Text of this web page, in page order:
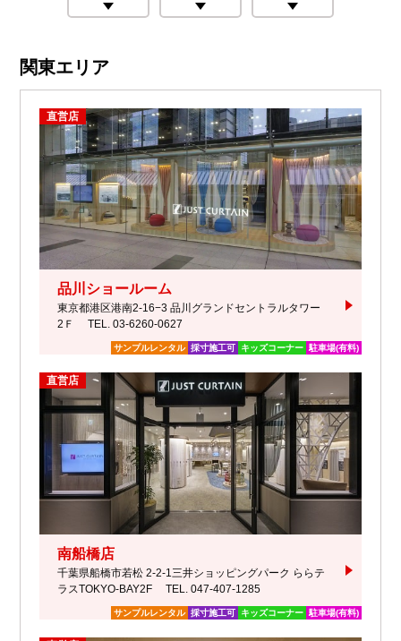
関東エリア
直営店
品川ショールーム
東京都港区港南2-16−3 品川グランドセントラルタワー
2Ｆ
TEL. 03-6260-0627
サンプルレンタル 採寸施工可 キッズコーナー 駐車場(有料)
直営店
南船橋店
千葉県船橋市若松 2-2-1三井ショッピングパーク ららテ
ラスTOKYO-BAY2F
TEL. 047-407-1285
サンプルレンタル 採寸施工可 キッズコーナー 駐車場(有料)